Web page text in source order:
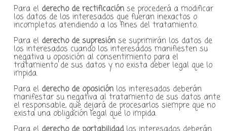
Para el derecho de rectificaciónse procederá a modificar
los datos de los interesados que fueran inexactos o
incompletos atendiendo a los fines del tratamiento.
Para el derecho de supresiónse suprimirán los datos de
los interesados cuando los interesados manifiesten su
negativa u oposición al consentimiento para el
tratamiento de sus datos y no exista deber legal que lo
impida.
Para el derecho de oposiciónlos interesados deberán
manifestar su negativa al tratamiento de sus datos ante
el responsable, que dejará de procesarlos siempre que no
exista una obligación legal que lo impida.